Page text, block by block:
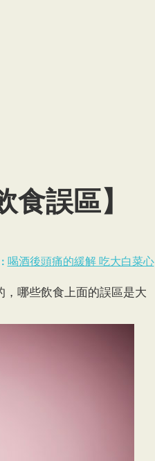
食誤區】
喝酒後頭痛的緩解 吃大白菜心
哪些飲食上面的誤區是大